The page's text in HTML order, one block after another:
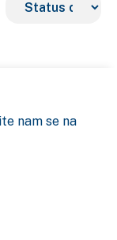
nam se na